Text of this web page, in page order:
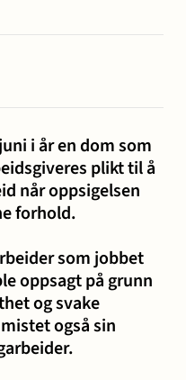
i år en dom som
plikt til å
når oppsigelsen
forhold.
som jobbet
oppsagt på grunn
og svake
også sin
Ta